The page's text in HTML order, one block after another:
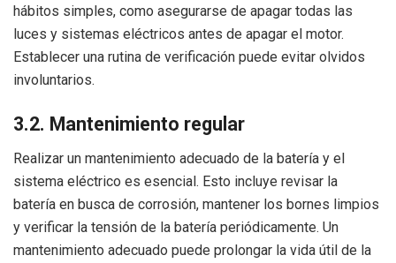
hábitos simples, como asegurarse de apagar todas las
luces y sistemas eléctricos antes de apagar el motor.
Establecer una rutina de verificación puede evitar olvidos
involuntarios.
3.2. Mantenimiento regular
Realizar un mantenimiento adecuado de la batería y el
sistema eléctrico es esencial. Esto incluye revisar la
batería en busca de corrosión, mantener los bornes limpios
y verificar la tensión de la batería periódicamente. Un
mantenimiento adecuado puede prolongar la vida útil de la